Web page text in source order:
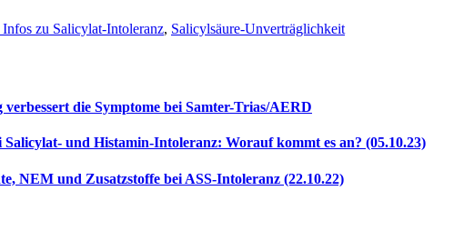
zu Salicylat-Intoleranz, Salicylsäure-Unverträglichkeit
die Symptome bei Samter-Trias/AERD
und Histamin-Intoleranz: Worauf kommt es an? (05.10.23)
NEM und Zusatzstoffe bei ASS-Intoleranz (22.10.22)